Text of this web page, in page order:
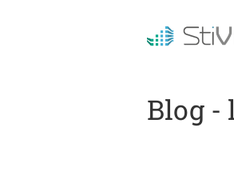
Blog -